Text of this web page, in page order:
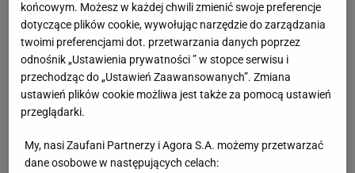
ścieralności nie mniejszą niż AC3, gorszej jakości
panele podłogowe będzie trzeba po prostu zbyt
często wymieniać.
Klasa użyteczności– sprawdź, czy panele nadają
się do użytku domowego, czy komercyjnego.
Jeśli przewidujesz intensywną eksploatację
paneli, to zdecydowanie powinieneś się
końcowym. Możesz w każdej chwili zmienić swoje preferencje
dotyczące plików cookie, wywołując narzędzie do zarządzania
twoimi preferencjami dot. przetwarzania danych poprzez
odnośnik „Ustawienia prywatności ” w stopce serwisu i
przechodząc do „Ustawień Zaawansowanych”. Zmiana
ustawień plików cookie możliwa jest także za pomocą ustawień
przeglądarki.
My, nasi Zaufani Partnerzy i Agora S.A. możemy przetwarzać
dane osobowe w następujących celach: